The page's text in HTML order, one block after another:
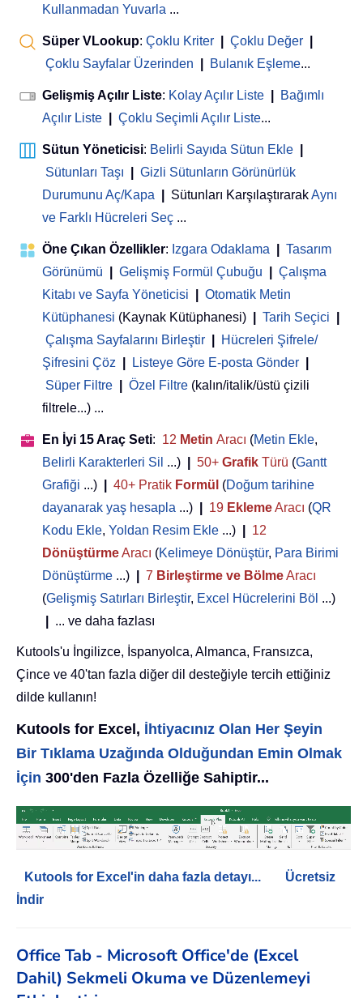
Kullanmadan Yuvarla ...
Süper VLookup: Çoklu Kriter Çoklu Değer
Çoklu Sayfalar Üzerinden
Bulanık Eşleme...
Gelişmiş Açılır Liste: Kolay Açılır Liste
Bağımlı
Açılır Liste
Çoklu Seçimli Açılır Liste...
Sütun Yöneticisi: Belirli Sayıda Sütun Ekle
Sütunları Taşı
Gizli Sütunların Görünürlük
Durumunu Aç/Kapa
Sütunları KarşılaştırarakAynı
ve Farklı Hücreleri Seç ...
Öne Çıkan Özellikler: Izgara Odaklama
Tasarım
Görünümü
Gelişmiş Formül Çubuğu
Çalışma
Kitabı ve Sayfa Yöneticisi
Otomatik Metin
Kütüphanesi (Kaynak Kütüphanesi) Tarih Seçici
Çalışma Sayfalarını Birleştir
Hücreleri Şifrele/
Şifresini Çöz
Listeye Göre E-posta Gönder
Süper Filtre
Özel Filtre (kalın/italik/üstü çizili
filtrele...) ...
En İyi 15 Araç Seti: 12 Metin Aracı (Metin Ekle,
Belirli Karakterleri Sil ...) 50+ Grafik Türü (Gantt
Grafiği ...) 40+ Pratik Formül (Doğum tarihine
dayanarak yaş hesapla ...) 19 EklemeAracı (QR
Kodu Ekle, Yoldan Resim Ekle ...)
12
DönüştürmeAracı (Kelimeye Dönüştür, Para Birimi
Dönüştürme ...) 7 Birleştirme ve BölmeAracı
(Gelişmiş Satırları Birleştir, Excel Hücrelerini Böl ...)
... ve daha fazlası
Kutools'u İngilizce, İspanyolca, Almanca, Fransızca,
Çince ve 40'tan fazla diğer dil desteğiyle tercih ettiğiniz
dilde kullanın!
Kutools for Excel, İhtiyacınız Olan Her Şeyin
Bir Tıklama Uzağında Olduğundan Emin Olmak
İçin 300'den Fazla Özelliğe Sahiptir...
Kutools for Excel'in daha fazla detayı...
Ücretsiz
İndir
Office Tab - Microsoft Office'de (Excel
Dahil) Sekmeli Okuma ve Düzenlemeyi